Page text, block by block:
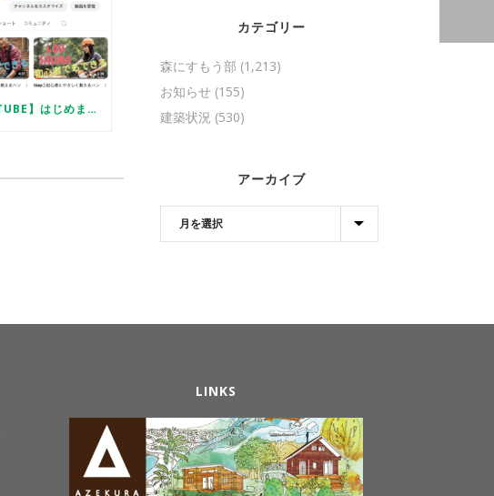
【YOUTUBE】はじめました（初心者向けログDIYの方法）
カテゴリー
森にすもう部 (1,213)
お知らせ (155)
建築状況 (530)
アーカイブ
LINKS